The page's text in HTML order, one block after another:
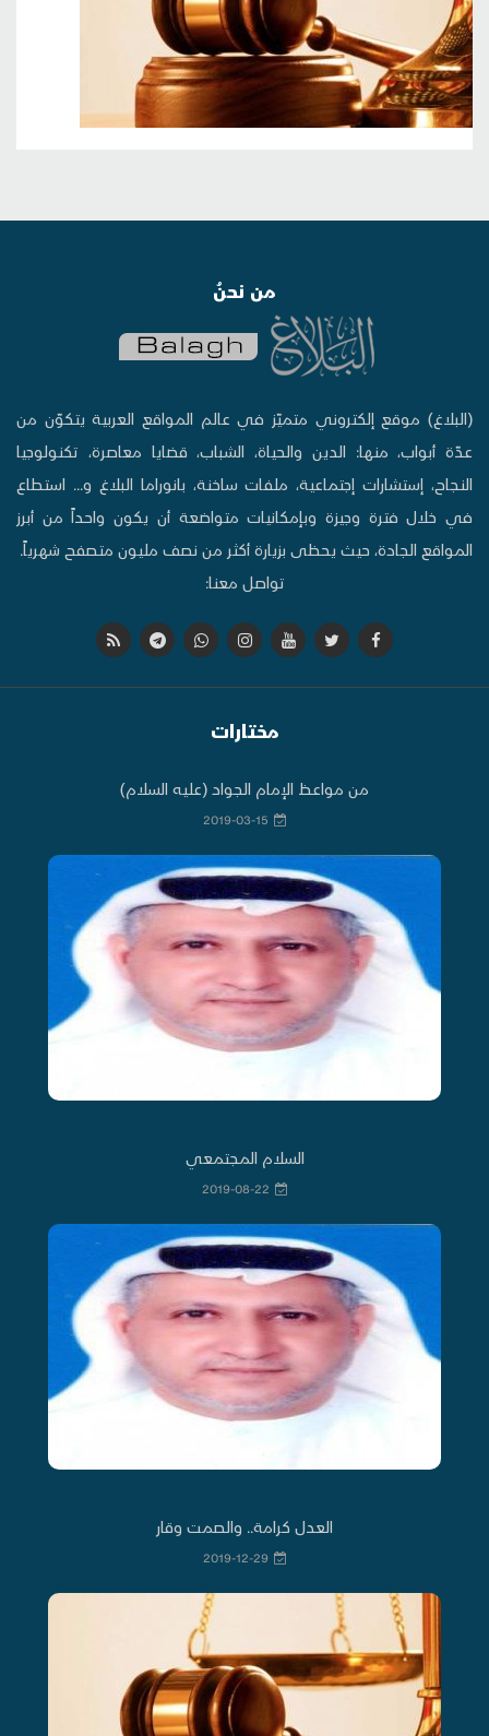
من نحنُ
(البلاغ) موقع إلكتروني متميّز في عالم المواقع العربية يتكوّن من
عدّة أبواب، منها: الدين والحياة، الشباب، قضايا معاصرة، تكنولوجيا
النجاح، إستشارات إجتماعية، ملفات ساخنة، بانوراما البلاغ و... استطاع
في خلال فترة وجيزة وبإمكانيات متواضعة أن يكون واحداً من أبرز
المواقع الجادة، حيث يحظى بزيارة أكثر من نصف مليون متصفح شهرياً.
تواصل معنا:
مختارات
من مواعظ الإمام الجواد (عليه السلام)
2019-03-15
السلام المجتمعي
2019-08-22
العدل كرامة.. والصمت وقار
2019-12-29